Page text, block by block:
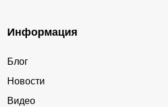
Информация
Блог
Новости
Видео